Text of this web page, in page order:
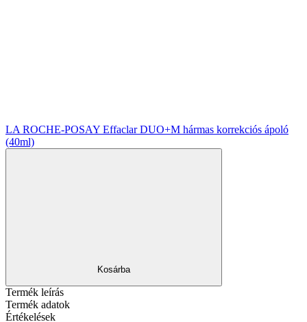
LA ROCHE-POSAY Effaclar DUO+M hármas korrekciós ápoló
(40ml)
Kosárba
Termék leírás
Termék adatok
Értékelések